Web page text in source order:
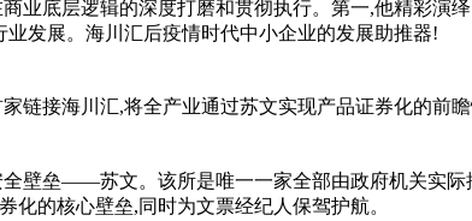
业底层逻辑的深度打磨和贯彻执行。第一,他精彩演
业发展。海川汇后疫情时代中小企业的发展助推器!
链接海川汇,将全产业通过苏文实现产品证券化的前瞻
壁垒——苏文。该所是唯一一家全部由政府机关实
化的核心壁垒,同时为文票经纪人保驾护航。